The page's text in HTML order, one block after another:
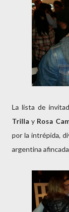
La lista de
Trillay Rosa
por la intrépida,
argentina